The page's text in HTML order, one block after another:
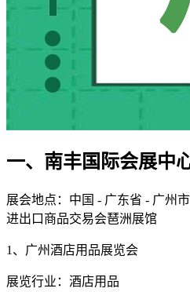
一、南丰国际会展中
展会地点：中国 - 广东省 - 广州
进出口商品交易会琶洲展馆
1、广州酒店用品展览会
展览行业：酒店用品